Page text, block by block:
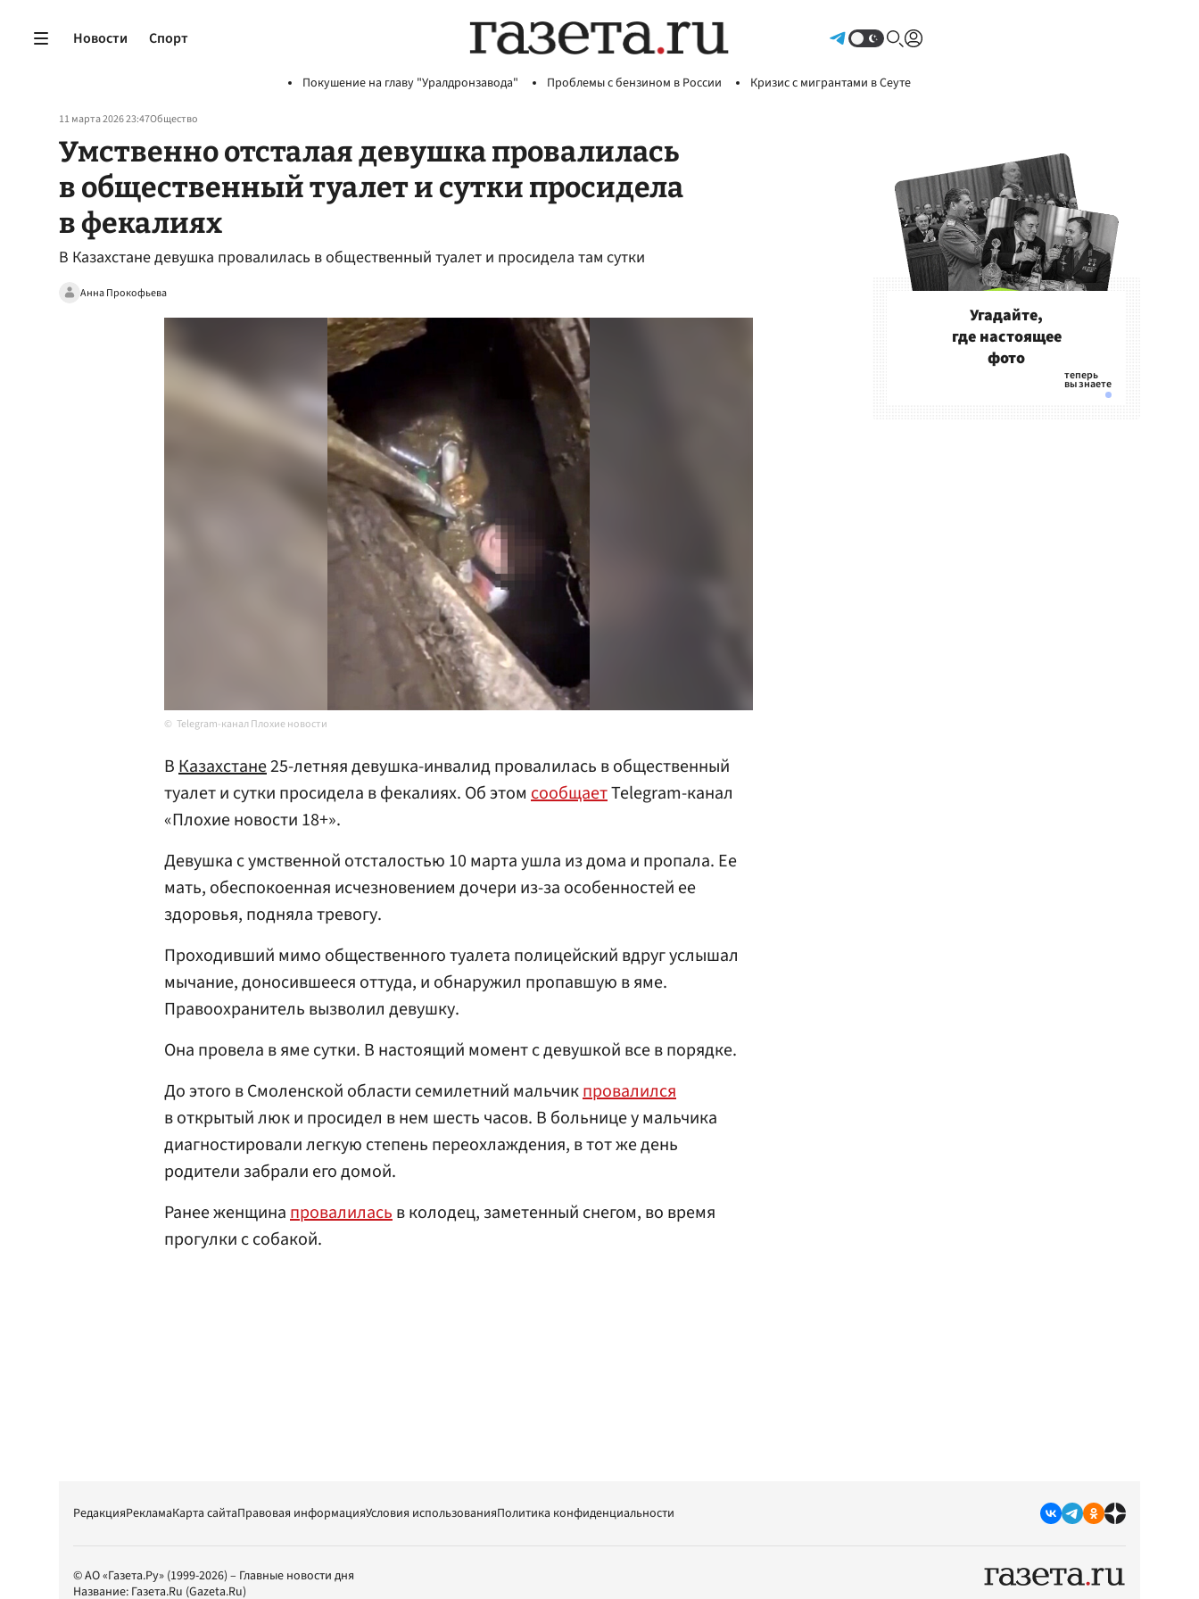
Новости Спорт
Покушение на главу "Уралдронзавода" Проблемы с бензином в России Кризис с мигрантами в Сеуте
11 марта 2026 23:47Общество
Умственно отсталая девушка провалилась
в общественный туалет и сутки просидела
в фекалиях
В Казахстане девушка провалилась в общественный туалет и просидела там сутки
Анна Прокофьева
Telegram-канал Плохие новости
ВКазахстане25-летняя девушка-инвалид провалилась в общественный
туалет и сутки просидела в фекалиях. Об этом сообщаетTelegram-канал
«Плохие новости 18+».
Девушка с умственной отсталостью 10 марта ушла из дома и пропала. Ее
мать, обеспокоенная исчезновением дочери из-за особенностей ее
здоровья, подняла тревогу.
Проходивший мимо общественного туалета полицейский вдруг услышал
мычание, доносившееся оттуда, и обнаружил пропавшую в яме.
Правоохранитель вызволил девушку.
Она провела в яме сутки. В настоящий момент с девушкой все в порядке.
До этого в Смоленской области семилетний мальчикпровалился
в открытый люк и просидел в нем шесть часов. В больнице у мальчика
диагностировали легкую степень переохлаждения, в тот же день
родители забрали его домой.
Ранее женщинапровалиласьв колодец, заметенный снегом, во время
прогулки с собакой.
Угадайте,
где настоящее
фото
РедакцияРекламаКарта сайтаПравовая информацияУсловия использованияПолитика конфиденциальности
© АО «Газета.Ру» (1999-2026) – Главные новости дня
Название: Газета.Ru (Gazeta.Ru)